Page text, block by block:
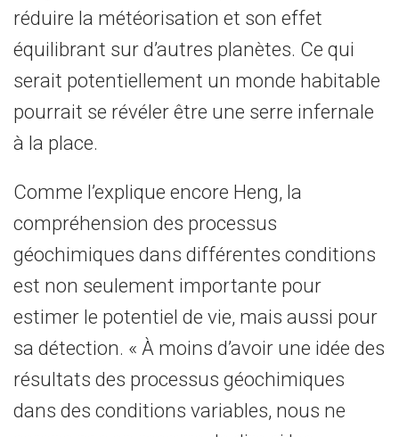
réduire la météorisation et son effet
équilibrant sur d’autres planètes. Ce qui
serait potentiellement un monde habitable
pourrait se révéler être une serre infernale
à la place.
Comme l’explique encore Heng, la
compréhension des processus
géochimiques dans différentes conditions
est non seulement importante pour
estimer le potentiel de vie, mais aussi pour
sa détection. « À moins d’avoir une idée des
résultats des processus géochimiques
dans des conditions variables, nous ne